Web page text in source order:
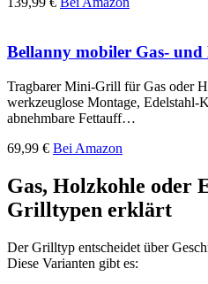
Bellanny mobiler Gas-
Tragbarer Mini-Grill für Gas oder
werkzeuglose Montage, Edelstahl-
abnehmbare Fettauff…
69,99 € Bei Amazon
Gas, Holzkohle oder
Grilltypen erklärt
Der Grilltyp entscheidet über
Diese Varianten gibt es: